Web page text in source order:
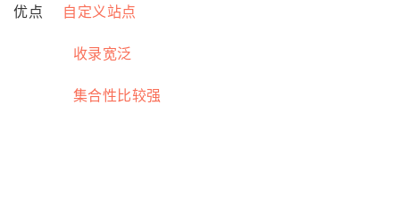
优点 自定义站点
收录宽泛
集合性比较强